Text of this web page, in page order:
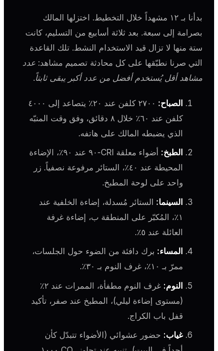
بدأنا بـ ١٢ مشهداً خلال التخطيط. اختزلها المالك
بصرامة إلى سبعة. بعد ثلاثة أسابيع من التسليم، كانت
ستة منها لا تزال قيد الاستخدام النشط. تلك القاعدة
التي صرنا نطبّقها على كل محادثة تصميم مشاهد: عدد
مشاهد أقل يُستخدم أفضل من عدد أكبر يبقى ثابتاً.
الصباح:
٢٧٠٠ كلفن عند ٢٠٪ يتصاعد إلى ٤٠٠٠
كلفن عند ٦٠٪ خلال ٨ دقائق، وفق وقت المنبّه
الذي يضبطه المالك على هاتفه.
الطبخ:
أضواء معلقة CRI-٩٠ عند ٩٠٪، الإضاءة
المحيطة عند ٤٠٪، الستائر مرفوعة نصفياً. زر
واحد على لوحة المطبخ.
السينما: الستائر مُسدلة، إضاءة الخلفية عند
١٪، المُكبّر على المنطقة ب، إضاءة غرفة
العائلة عند ٥٪.
المساء: برك دافئة من الضوء حول الجلسات،
ممرّ بـ ١٠٪، غرف النوم بـ ٣٠٪.
النوم:
غرف النوم مطفأة، الممرات عند ٢٪
(مستوى إضاءة ليلي)، المطبخ عند صفر، تأكيد
قفل باب الكراج.
غياب: حضور عشوائي (الأضواء تتبدّل كأن